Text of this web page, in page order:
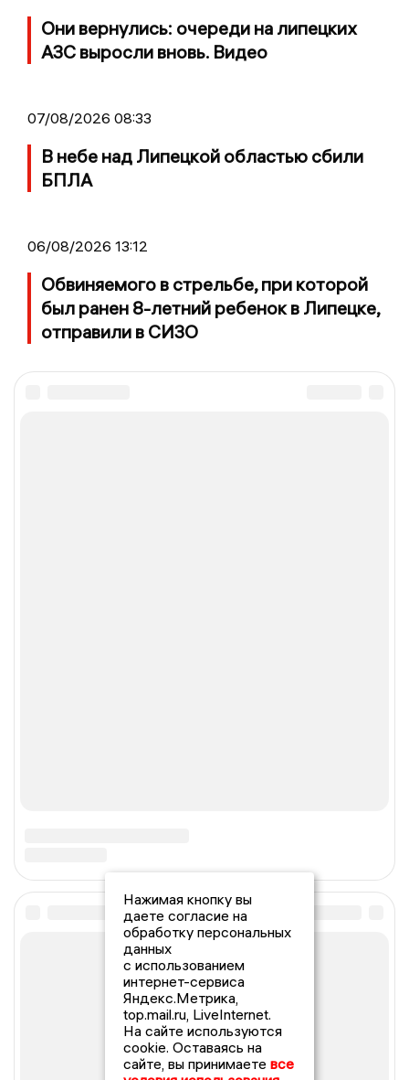
Они вернулись: очереди на липецких
АЗС выросли вновь. Видео
07/08/2026 08:33
В небе над Липецкой областью сбили
БПЛА
06/08/2026 13:12
Обвиняемого в стрельбе, при которой
был ранен 8-летний ребенок в Липецке,
отправили в СИЗО
Нажимая кнопку вы
даете согласие на
обработку персональных
данных
с использованием
интернет-сервиса
Яндекс.Метрика,
top.mail.ru, LiveInternet.
На сайте используются
cookie. Оставаясь на
сайте, вы принимаете все